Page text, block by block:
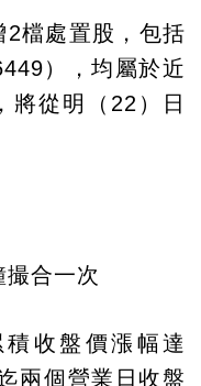
檔處置股，包括
），均屬於近
將從明（22）日
合一次
收盤價漲幅達
兩個營業日收盤